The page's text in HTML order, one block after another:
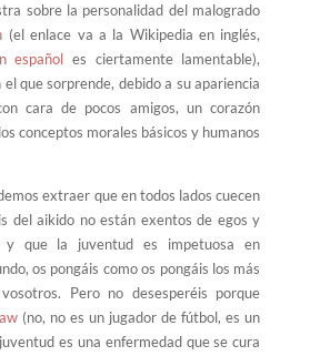
sobre la personalidad del malogrado
(el enlace va a la Wikipedia en inglés,
español es ciertamente lamentable),
que sorprende, debido a su apariencia
cara de pocos amigos, un corazón
conceptos morales básicos y humanos
extraer que en todos lados cuecen
del aikido no están exentos de egos y
y que la juventud es impetuosa en
os pongáis como os pongáis los más
Pero no desesperéis porque
(no, no es un jugador de fútbol, es un
es una enfermedad que se cura